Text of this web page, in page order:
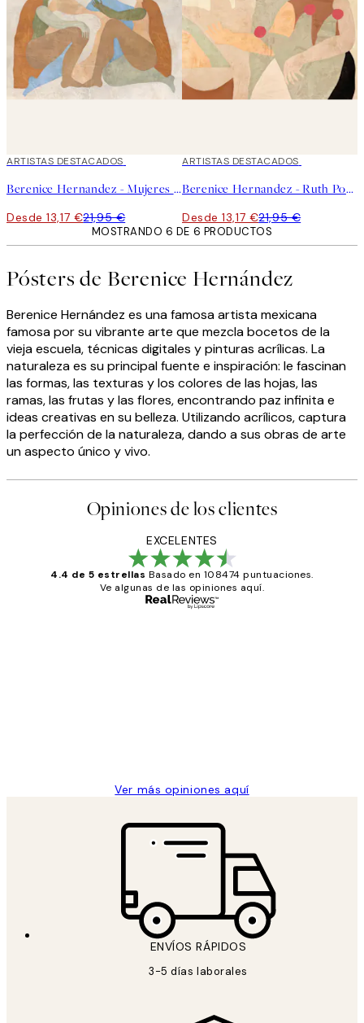
40%*
ARTISTAS DESTACADOS
Berenice Hernandez - Mujeres Montana Poster
Desde 13,17 €21,95 €
40%*
ARTISTAS DESTACADOS
Berenice Hernandez - Ruth Poster
Desde 13,17 €21,95 €
MOSTRANDO 6 DE 6 PRODUCTOS
Pósters de Berenice Hernández
Berenice Hernández es una famosa artista mexicana
famosa por su vibrante arte que mezcla bocetos de la
vieja escuela, técnicas digitales y pinturas acrílicas. La
naturaleza es su principal fuente e inspiración: le fascinan
las formas, las texturas y los colores de las hojas, las
ramas, las frutas y las flores, encontrando paz infinita e
ideas creativas en su belleza. Utilizando acrílicos, captura
la perfección de la naturaleza, dando a sus obras de arte
un aspecto único y vivo.
Opiniones de los clientes
EXCELENTES
4.4 de 5 estrellas Basado en 108474 puntuaciones.
Ve algunas de las opiniones aquí.
Ver más opiniones aquí
ENVÍOS RÁPIDOS
3-5 días laborales